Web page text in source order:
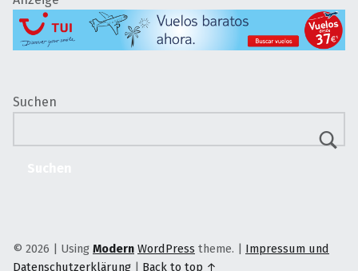
Suchen
© 2026 | Using Modern WordPress theme. | Impressum und
Datenschutzerklärung | Back to top ↑